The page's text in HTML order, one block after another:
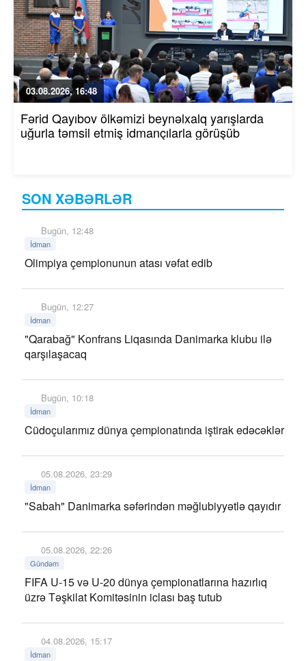
SON XƏBƏRLƏR
Bugün, 12:48
İdman
Olimpiya çempionunun atası vəfat edib
Bugün, 12:27
İdman
"Qarabağ" Konfrans Liqasında Danimarka klubu ilə
qarşılaşacaq
Bugün, 10:18
İdman
Cüdoçularımız dünya çempionatında iştirak edəcəklər
05.08.2026, 23:29
İdman
"Sabah" Danimarka səfərindən məğlubiyyətlə qayıdır
05.08.2026, 22:26
Gündəm
FIFA U-15 və U-20 dünya çempionatlarına hazırlıq
üzrə Təşkilat Komitəsinin iclası baş tutub
04.08.2026, 15:17
İdman
03.08.2026, 16:48
Fərid Qayıbov ölkəmizi beynəlxalq yarışlarda
uğurla təmsil etmiş idmançılarla görüşüb